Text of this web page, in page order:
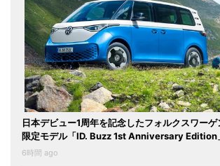
日本デビュー1周年を記念したフォルクスワー
限定モデル「ID. Buzz 1st Anniversary Edition
6時間 ago